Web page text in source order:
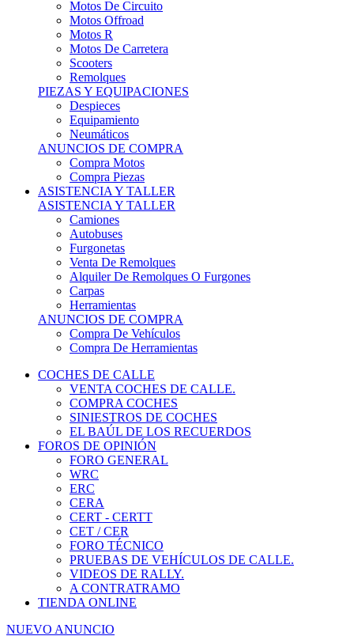
Motos R
Motos De Carretera
Scooters
Remolques
PIEZAS Y EQUIPACIONES
Despieces
Equipamiento
Neumáticos
ANUNCIOS DE COMPRA
Compra Motos
Compra Piezas
ASISTENCIA Y TALLER
ASISTENCIA Y TALLER
Camiones
Autobuses
Furgonetas
Venta De Remolques
Alquiler De Remolques O Furgones
Carpas
Herramientas
ANUNCIOS DE COMPRA
Compra De Vehículos
Compra De Herramientas
COCHES DE CALLE
VENTA COCHES DE CALLE.
COMPRA COCHES
SINIESTROS DE COCHES
EL BAÚL DE LOS RECUERDOS
FOROS DE OPINIÓN
FORO GENERAL
WRC
ERC
CERA
CERT - CERTT
CET / CER
FORO TÉCNICO
PRUEBAS DE VEHÍCULOS DE CALLE.
VIDEOS DE RALLY.
A CONTRATRAMO
TIENDA ONLINE
NUEVO ANUNCIO